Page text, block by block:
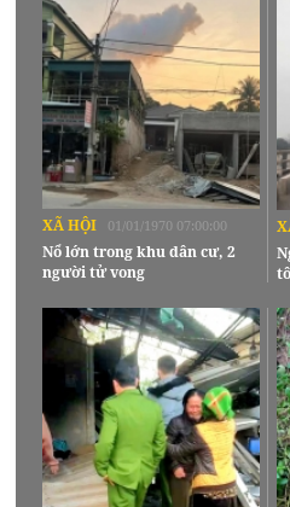
XÃ HỘI 01/01/1970 07:00:00
Nổ lớn trong khu dân cư, 2
người tử vong